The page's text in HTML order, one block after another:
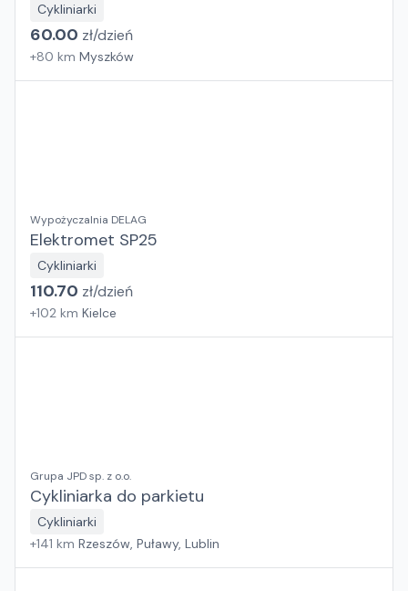
Cykliniarki
60.00 zł/dzień
+80 km Myszków
Wypożyczalnia DELAG
Elektromet SP25
Cykliniarki
110.70 zł/dzień
+102 km Kielce
Grupa JPD sp. z o.o.
Cykliniarka do parkietu
Cykliniarki
+141 km Rzeszów, Puławy, Lublin